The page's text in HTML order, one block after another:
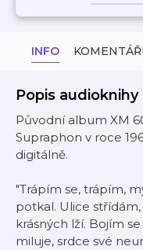
INFO
Popis audioknihy
Původní album XM
Supraphon v roce
digitálně.
"Trápím se, trápím,
potkal. Ulice
krásných lží. Bojím
miluje, srdce své